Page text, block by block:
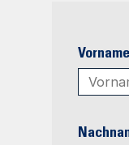
Vorname